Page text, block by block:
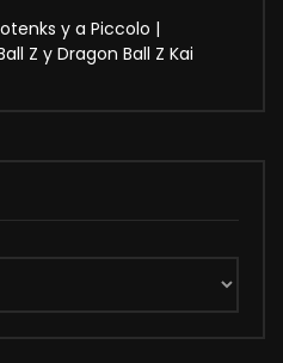
y a Piccolo |
Z y Dragon Ball Z Kai